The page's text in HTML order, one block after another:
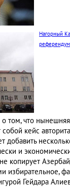
Нагорный
референдум
том, что
собой кейс
добавить
и
копирует
избирательное,
Гейдара